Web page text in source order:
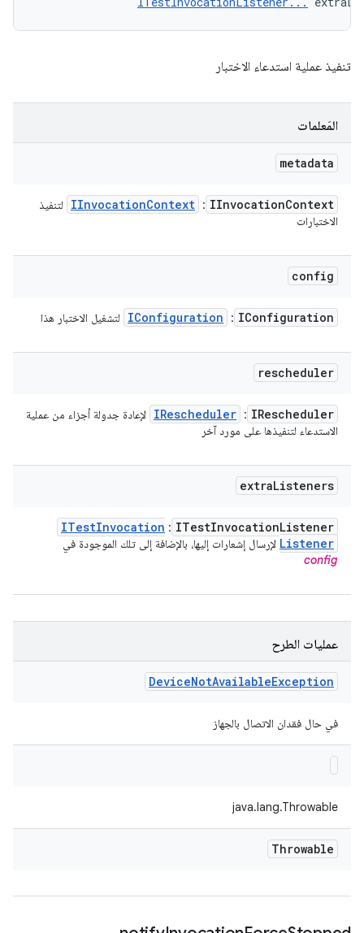
تنفيذ عملية استدعاء الاختبار
المَعلمات
metadata
IInvocationContext
: ‏
IInvocationContext
لتنفيذ
الاختبارات
config
IConfiguration
: ‏
IConfiguration لتشغيل الاختبار هذا
rescheduler
IRescheduler
: ‏
IRescheduler
لإعادة جدولة أجزاء من عملية
الاستدعاء لتنفيذها على مورد آخر
extraListeners
ITestInvocationListener
:
ITestInvocation
Listener لإرسال إشعارات إليها، بالإضافة إلى تلك الموجودة في
config
عمليات الطرح
DeviceNotAvailableException
في حال فقدان الاتصال بالجهاز
java.lang.Throwable
Throwable